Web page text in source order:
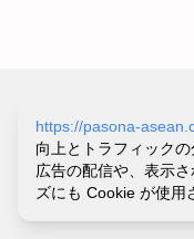
https://pasona-
向上とトラフィック
広告の配信や、表示
ズにも Cookie が使用
サイトポ
お
©